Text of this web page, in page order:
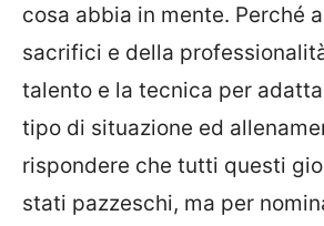
cosa abbia in mente. Perché
sacrifici e della
talento e la tecnica per
tipo di situazione ed
rispondere che tutti questi
stati pazzeschi, ma per